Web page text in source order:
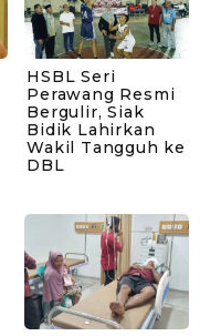
HSBL Seri
Perawang Resmi
Bergulir, Siak
Bidik Lahirkan
Wakil Tangguh ke
DBL